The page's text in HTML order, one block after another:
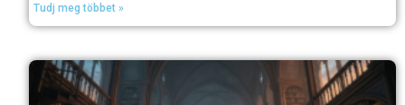
Tudj meg többet »